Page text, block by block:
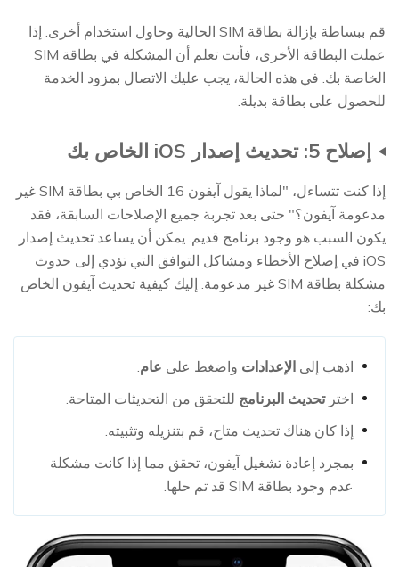
قم ببساطة بإزالة بطاقة SIM الحالية وحاول استخدام أخرى. إذا
عملت البطاقة الأخرى، فأنت تعلم أن المشكلة في بطاقة SIM
الخاصة بك. في هذه الحالة، يجب عليك الاتصال بمزود الخدمة
للحصول على بطاقة بديلة.
إصلاح 5: تحديث إصدار iOS الخاص بك
إذا كنت تتساءل، "لماذا يقول آيفون 16 الخاص بي بطاقة SIM غير
مدعومة آيفون؟" حتى بعد تجربة جميع الإصلاحات السابقة، فقد
يكون السبب هو وجود برنامج قديم. يمكن أن يساعد تحديث إصدار
iOS في إصلاح الأخطاء ومشاكل التوافق التي تؤدي إلى حدوث
مشكلة بطاقة SIM غير مدعومة. إليك كيفية تحديث آيفون الخاص
بك:
اذهب إلى الإعدادات واضغط على عام
اخترتحديث البرنامج للتحقق من التحديثات المتاحة.
إذا كان هناك تحديث متاح، قم بتنزيله وتثبيته.
بمجرد إعادة تشغيل آيفون، تحقق مما إذا كانت مشكلة
عدم وجود بطاقة SIM قد تم حلها.